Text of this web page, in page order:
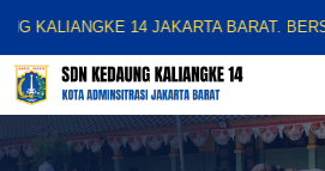
14 JAKARTA BARAT.